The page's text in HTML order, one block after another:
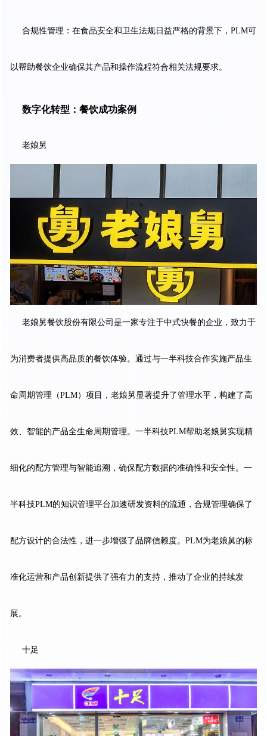
合规性管理：在食品安全和卫生法规日益严格的背景下，PLM可
以帮助餐饮企业确保其产品和操作流程符合相关法规要求。
数字化转型：餐饮成功案例
老娘舅
老娘舅餐饮股份有限公司是一家专注于中式快餐的企业，致力于
为消费者提供高品质的餐饮体验。通过与一半科技合作实施产品生
命周期管理（PLM）项目，老娘舅显著提升了管理水平，构建了高
效、智能的产品全生命周期管理。一半科技PLM帮助老娘舅实现精
细化的配方管理与智能追溯，确保配方数据的准确性和安全性。一
半科技PLM的知识管理平台加速研发资料的流通，合规管理确保了
配方设计的合法性，进一步增强了品牌信赖度。PLM为老娘舅的标
准化运营和产品创新提供了强有力的支持，推动了企业的持续发
展。
十足